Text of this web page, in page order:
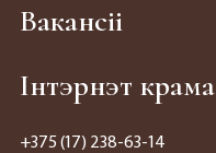
Вакансіі
Інтэрнэт крама
+375 (17) 238-63-14